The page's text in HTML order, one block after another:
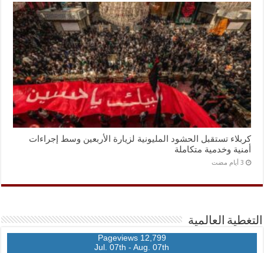
كربلاء تستقبل الحشود المليونية لزيارة الأربعين وسط إجراءات
أمنية وخدمية متكاملة
التغطية العالمية
12,799 Pageviews
Jul. 07th - Aug. 07th